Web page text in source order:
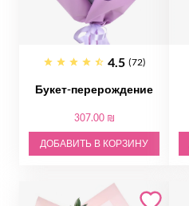
4.5 (72)
Букет-перерождение
307.00 ₪
ДОБАВИТЬ В КОРЗИНУ